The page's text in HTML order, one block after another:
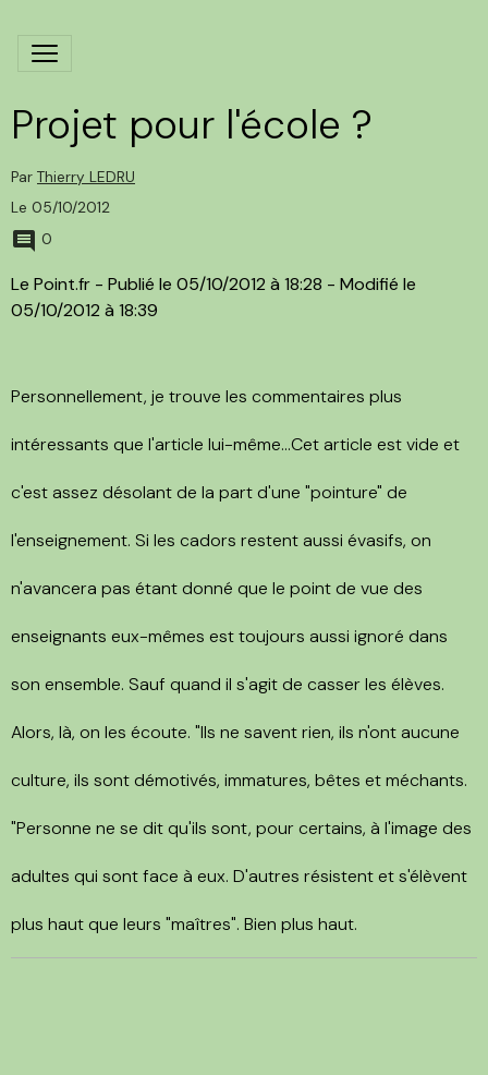
Projet pour l'école ?
Par Thierry LEDRU
Le 05/10/2012
0
Personnellement, je trouve les commentaires plus
intéressants que l'article lui-même...Cet article est vide et
c'est assez désolant de la part d'une "pointure" de
l'enseignement. Si les cadors restent aussi évasifs, on
n'avancera pas étant donné que le point de vue des
enseignants eux-mêmes est toujours aussi ignoré dans
son ensemble. Sauf quand il s'agit de casser les élèves.
Alors, là, on les écoute. "Ils ne savent rien, ils n'ont aucune
culture, ils sont démotivés, immatures, bêtes et méchants.
"Personne ne se dit qu'ils sont, pour certains, à l'image des
adultes qui sont face à eux. D'autres résistent et s'élèvent
plus haut que leurs "maîtres". Bien plus haut.
Le Point.fr - Publié le 05/10/2012 à 18:28 - Modifié le
05/10/2012 à 18:39